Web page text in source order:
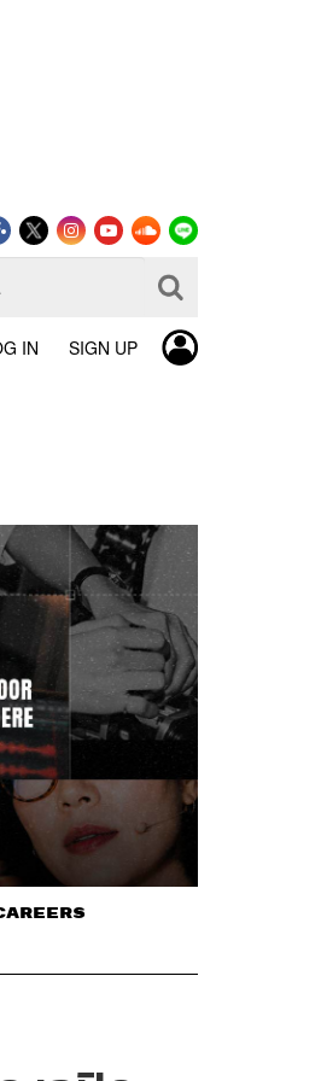
IN SIGN UP